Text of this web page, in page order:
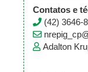
Contatos e
(42) 3646-
Adalton